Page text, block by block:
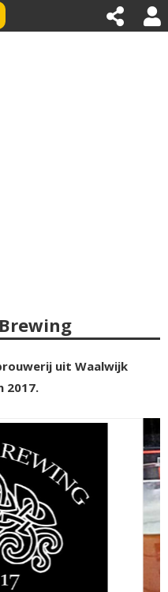
uit Waalwijk
2017.